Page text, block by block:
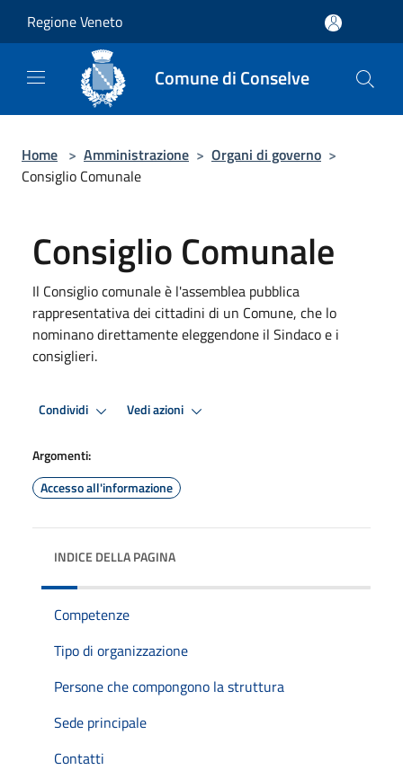
Regione Veneto
Comune di Conselve
Home > Amministrazione > Organi di governo >
Consiglio Comunale
Consiglio Comunale
Il Consiglio comunale è l'assemblea pubblica
rappresentativa dei cittadini di un Comune, che lo
nominano direttamente eleggendone il Sindaco e i
consiglieri.
Condividi Vedi azioni
Argomenti:
Accesso all'informazione
INDICE DELLA PAGINA
Competenze
Tipo di organizzazione
Persone che compongono la struttura
Sede principale
Contatti